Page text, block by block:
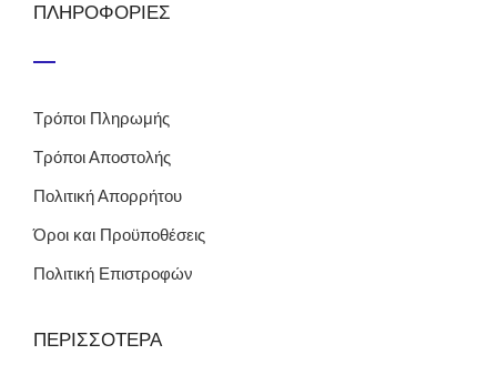
ΠΛΗΡΟΦΟΡΙΕΣ
Τρόποι Πληρωμής
Τρόποι Αποστολής
Πολιτική Απορρήτου
Όροι και Προϋποθέσεις
Πολιτική Επιστροφών
ΠΕΡΙΣΣΟΤΕΡΑ